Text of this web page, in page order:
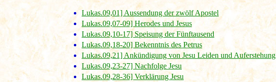
Lukas.09,01] Aussendung der zwölf Apostel
Lukas.09,07-09] Herodes und Jesus
Lukas.09,10-17] Speisung der Fünftausend
Lukas.09,18-20] Bekenntnis des Petrus
Lukas.09,21] Ankündigung von Jesu Leiden und Auferstehung
Lukas.09,23-27] Nachfolge Jesu
Lukas.09,28-36] Verklärung Jesu